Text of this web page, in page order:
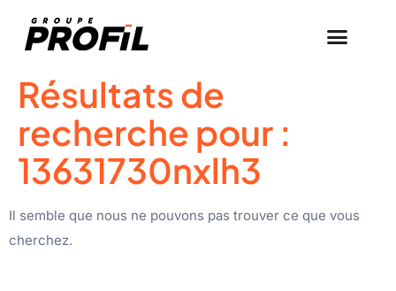
Résultats de
recherche pour :
13631730nxlh3
Il semble que nous ne pouvons pas trouver ce que vous
cherchez.